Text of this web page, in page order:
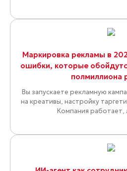
Маркировка рекламы в
ошибки, которые
полмиллиона
Вы запускаете рекламную
на креативы, настройку
Компания работает,